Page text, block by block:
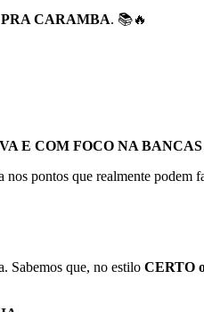
CARAMBA. 📚🔥
E COM FOCO NA
pontos que realmente podem
Sabemos que, no estilo CERTO